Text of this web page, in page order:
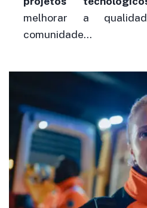
melhorar a
comunidade…